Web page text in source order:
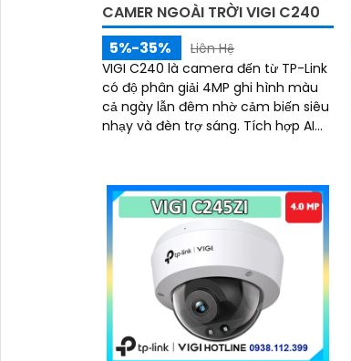
CAMER NGOÀI TRỜI VIGI C240
5%-35%
Liên Hệ
VIGI C240 là camera đến từ TP-Link
có độ phân giải 4MP ghi hình màu
cả ngày lẫn đêm nhờ cảm biến siêu
nhạy và đèn trợ sáng. Tích hợp AI
đồ vật kết hợp hỗ trợ ghi âm, chuẩn
IP67, IK10 chống nước chống phá,
nén H